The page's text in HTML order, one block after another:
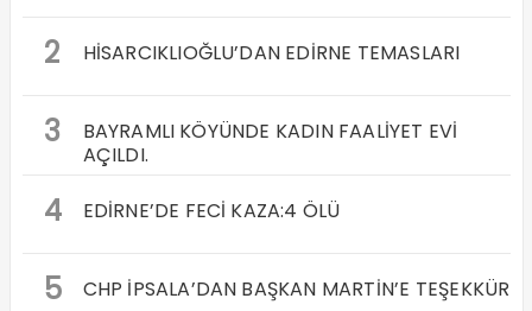
2 HİSARCIKLIOĞLU’DAN EDİRNE TEMASLARI
3
BAYRAMLI KÖYÜNDE KADIN FAALİYET EVİ
AÇILDI.
4 EDİRNE’DE FECİ KAZA:4 ÖLÜ
5 CHP İPSALA’DAN BAŞKAN MARTİN’E TEŞEKKÜR